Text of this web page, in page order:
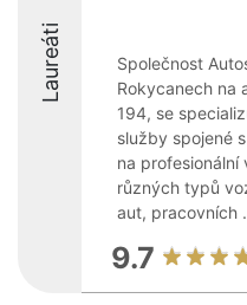
Laureáti
Společnost
Rokycanech na
194, se
služby spojené
na
různých typů
aut, pracovních
9.7